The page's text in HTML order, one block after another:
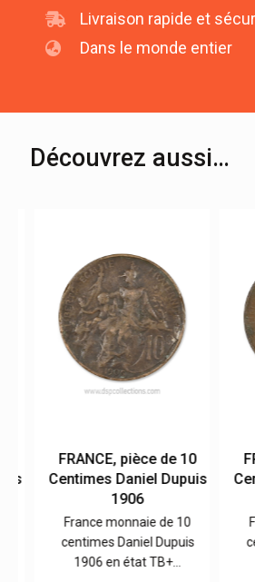
Livraison rapide et
Dans le monde entier
Découvrez aussi…
FRANCE, pièce de 10
Centimes Daniel Dupuis
1906
France monnaie de 10
centimes Daniel Dupuis
1906 en état TB+…